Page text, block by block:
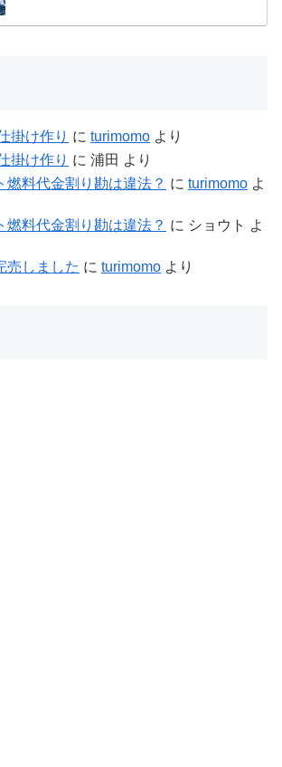
掛け作り に turimomo より
掛け作り に 浦田 より
燃料代金割り勘は違法？ に turimomo よ
燃料代金割り勘は違法？ に ショウト よ
売しました に turimomo より